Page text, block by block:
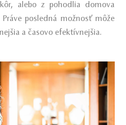
alebo z pohodlia domova
Práve posledná možnosť môže
a časovo efektívnejšia.